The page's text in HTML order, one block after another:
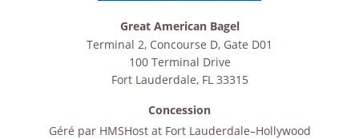
Great American Bagel
Terminal 2, Concourse D, Gate D01
100 Terminal Drive
Fort Lauderdale, FL 33315
Concession
Géré par HMSHost at Fort Lauderdale–Hollywood